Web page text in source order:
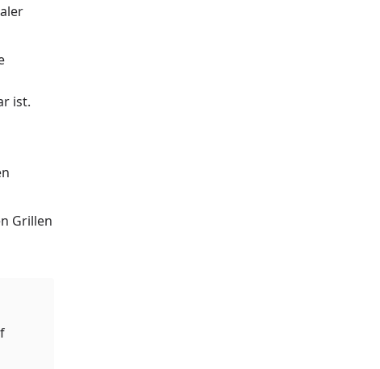
ist.
Grillen